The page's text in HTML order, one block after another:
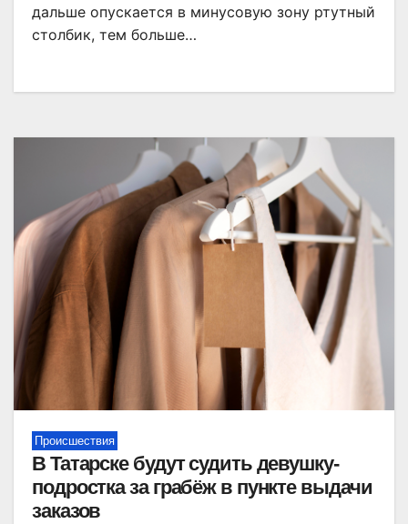
дальше опускается в минусовую зону ртутный
столбик, тем больше…
Происшествия
В Татарске будут судить девушку-
подростка за грабёж в пункте выдачи
заказов